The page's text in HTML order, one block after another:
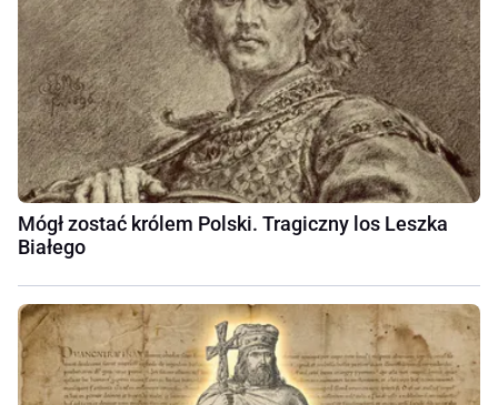
Mógł zostać królem Polski. Tragiczny los Leszka
Białego